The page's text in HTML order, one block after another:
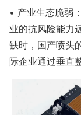
• 产业生态脆弱
业的抗风险能
缺时，国产喷头
际企业通过垂直